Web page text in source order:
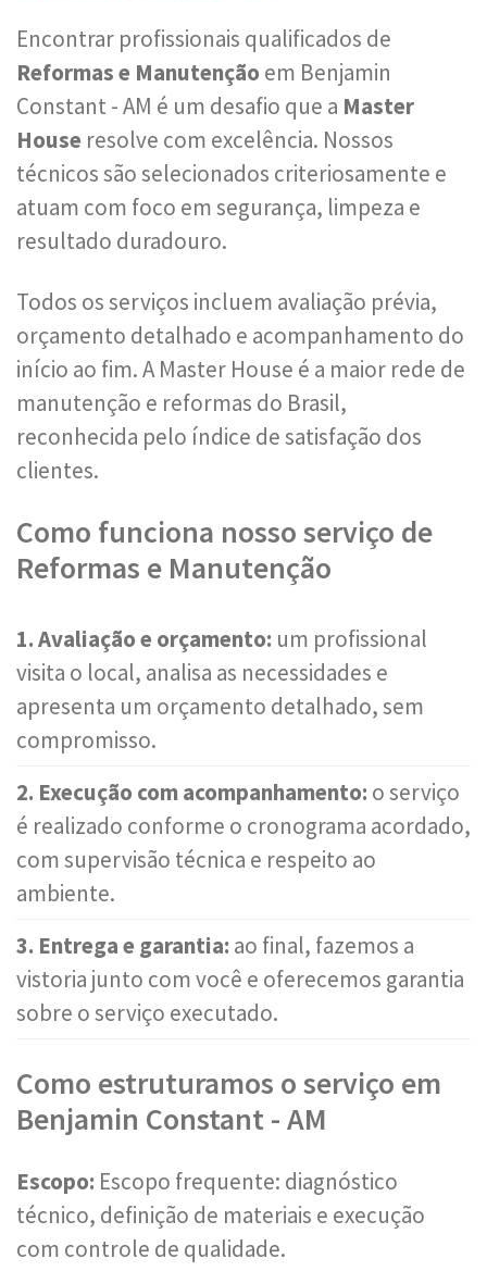
Encontrar profissionais qualificados de
Reformas e Manutenção em Benjamin
Constant - AM é um desafio que a Master
House resolve com excelência. Nossos
técnicos são selecionados criteriosamente e
atuam com foco em segurança, limpeza e
resultado duradouro.
Todos os serviços incluem avaliação prévia,
orçamento detalhado e acompanhamento do
início ao fim. A Master House é a maior rede de
manutenção e reformas do Brasil,
reconhecida pelo índice de satisfação dos
clientes.
Como funciona nosso serviço de
Reformas e Manutenção
1. Avaliação e orçamento: um profissional
visita o local, analisa as necessidades e
apresenta um orçamento detalhado, sem
compromisso.
2. Execução com acompanhamento: o serviço
é realizado conforme o cronograma acordado,
com supervisão técnica e respeito ao
ambiente.
3. Entrega e garantia: ao final, fazemos a
vistoria junto com você e oferecemos garantia
sobre o serviço executado.
Como estruturamos o serviço em
Benjamin Constant - AM
Escopo: Escopo frequente: diagnóstico
técnico, definição de materiais e execução
com controle de qualidade.